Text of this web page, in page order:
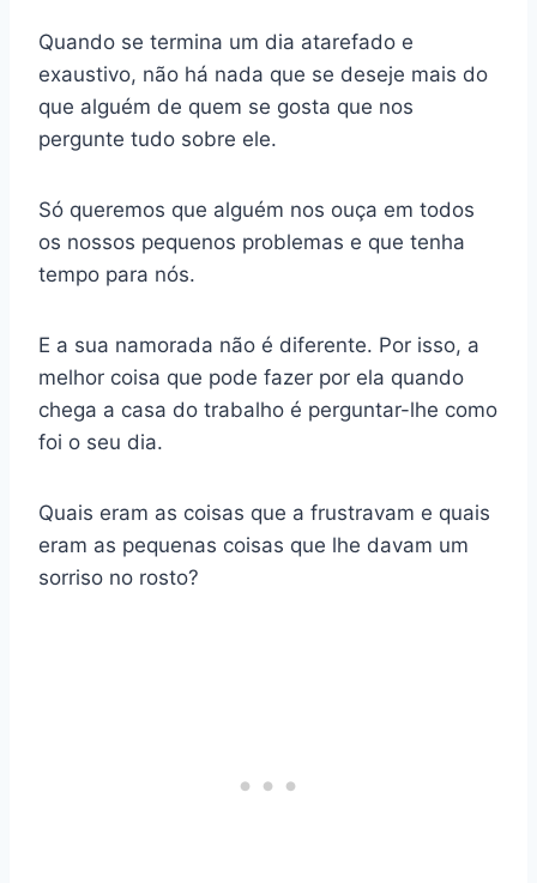
Quando se termina um dia atarefado e
exaustivo, não há nada que se deseje mais do
que alguém de quem se gosta que nos
pergunte tudo sobre ele.
Só queremos que alguém nos ouça em todos
os nossos pequenos problemas e que tenha
tempo para nós.
E a sua namorada não é diferente. Por isso, a
melhor coisa que pode fazer por ela quando
chega a casa do trabalho é perguntar-lhe como
foi o seu dia.
Quais eram as coisas que a frustravam e quais
eram as pequenas coisas que lhe davam um
sorriso no rosto?